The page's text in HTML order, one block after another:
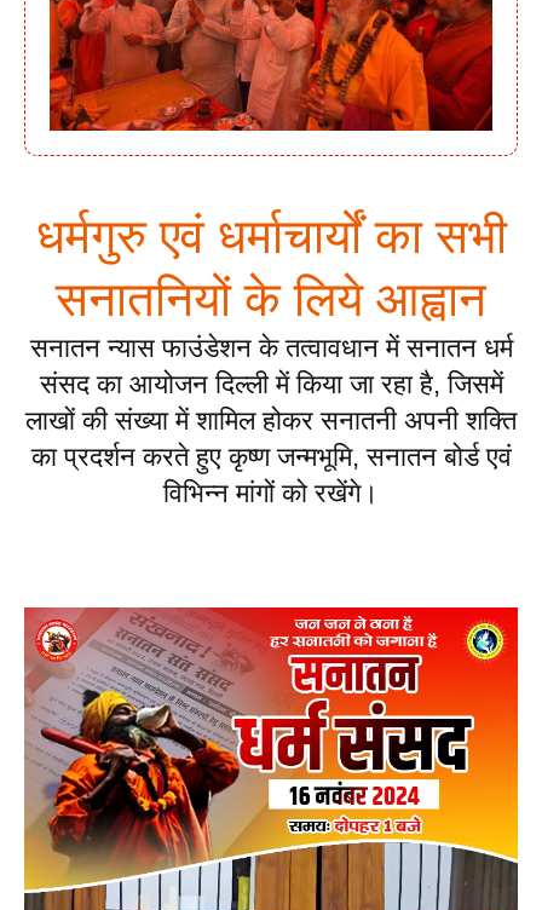
धर्मगुरु एवं धर्माचार्यों का सभी
सनातनियों के लिये आह्वान
सनातन न्यास फाउंडेशन के तत्वावधान में सनातन धर्म
संसद का आयोजन दिल्ली में किया जा रहा है, जिसमें
लाखों की संख्या में शामिल होकर सनातनी अपनी शक्ति
का प्रदर्शन करते हुए कृष्ण जन्मभूमि, सनातन बोर्ड एवं
विभिन्न मांगों को रखेंगे।